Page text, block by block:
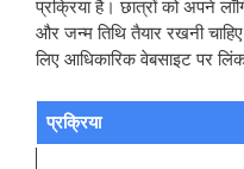
प्रक्रिया है। छात्रों को अपने
और जन्म तिथि तैयार रखनी
लिए आधिकारिक वेबसाइट पर
प्रक्रिया